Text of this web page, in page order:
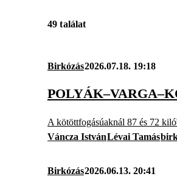
49 találat
Birkózás2026.07.18. 19:18
A kötöttfogásúaknál 87 és 72
Váncza IstvánLévai Tamás
Birkózás2026.06.13. 20:41